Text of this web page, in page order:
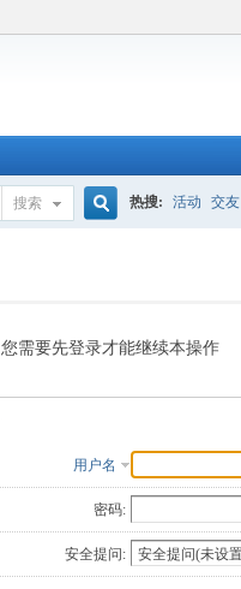
搜索
索
热搜: 活动 交友
您需要先登录才能继续本操作
用户名
密码:
安全提问: